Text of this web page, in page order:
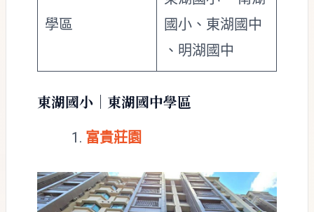
學區
國小、東湖國中
、明湖國中
東湖國小｜東湖國中學區
富貴莊園